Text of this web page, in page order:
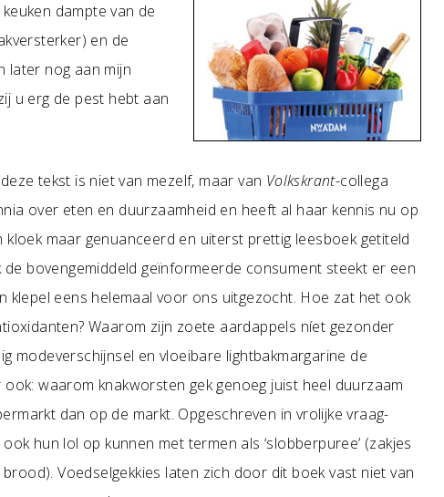
dampte van de
en de
later nog aan mijn
u erg de pest hebt aan
tekst is niet van mezelf, maar van Volkskrant-collega
over eten en duurzaamheid en heeft al haar kennis nu op
maar genuanceerd en uiterst prettig leesboek getiteld
de bovengemiddeld geïnformeerde consument steekt er een
klepel eens helemaal voor ons uitgezocht. Hoe zat het ook
Waarom zijn zoete aardappels níet gezonder
modeverschijnsel en vloeibare lightbakmargarine de
waarom knakworsten gek genoeg juist heel duurzaam
dan op de markt. Opgeschreven in vrolijke vraag-
hun lol op kunnen met termen als ‘slobberpuree’ (zakjes
brood). Voedselgekkies laten zich door dit boek vast niet van